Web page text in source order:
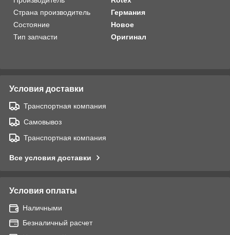
Страна производитель
Германия
Состояние
Новое
Тип запчасти
Оригинал
Условия доставки
Транспортная компания
Самовывоз
Транспортная компания
Все условия доставки
Условия оплаты
Наличными
Безналичный расчет